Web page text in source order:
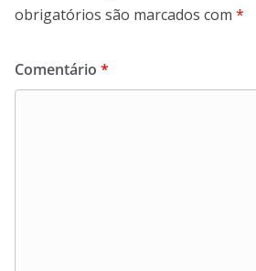
obrigatórios são marcados com *
Comentário *